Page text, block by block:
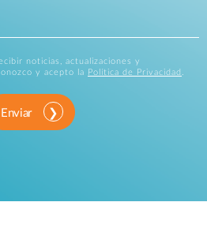
noticias, actualizaciones y
y acepto la
Política de Privacidad .
Enviar